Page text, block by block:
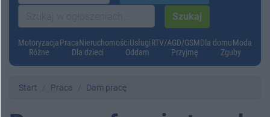
MotoryzacjaPracaNieruchomościUsługiRTV/AGD/GSMDla domuModa
Różne
Dla dzieci Oddam Przyjmę Zguby
Start Praca Dam pracę